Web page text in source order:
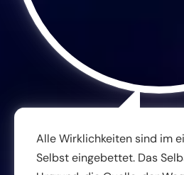
Alle Wirklichkeiten sind im
Selbst eingebettet. Das